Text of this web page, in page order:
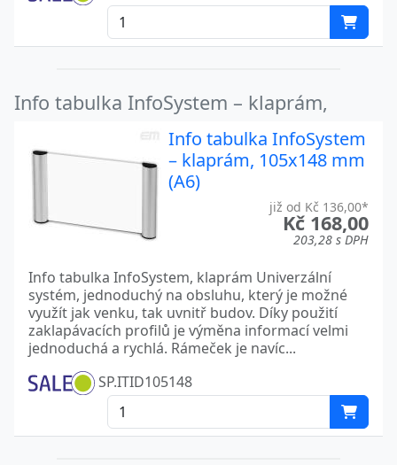
Info tabulka InfoSystem – klaprám,
Info tabulka InfoSystem
– klaprám, 105x148 mm
(A6)
již od Kč 136,00*
Kč 168,00
203,28 s DPH
Info tabulka InfoSystem, klaprám Univerzální
systém, jednoduchý na obsluhu, který je možné
využít jak venku, tak uvnitř budov. Díky použití
zaklapávacích profilů je výměna informací velmi
jednoduchá a rychlá. Rámeček je navíc...
SP.ITID105148